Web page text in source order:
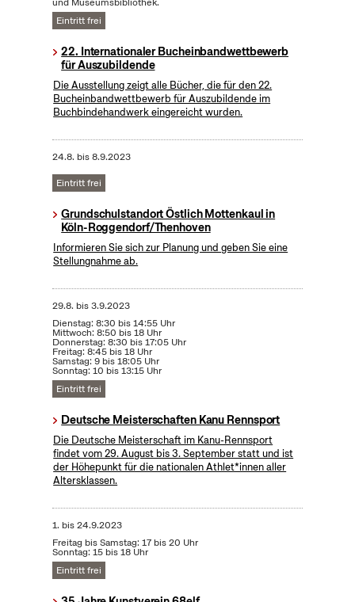
und Museumsbibliothek.
Eintritt frei
22. Internationaler Bucheinbandwettbewerb
für Auszubildende
Die Ausstellung zeigt alle Bücher, die für den 22.
Bucheinbandwettbewerb für Auszubildende im
Buchbindehandwerk eingereicht wurden.
24.8. bis8.9.2023
Eintritt frei
Grundschulstandort Östlich Mottenkaul in
Köln-Roggendorf/Thenhoven
Informieren Sie sich zur Planung und geben Sie eine
Stellungnahme ab.
29.8. bis3.9.2023
Dienstag: 8:30 bis 14:55 Uhr
Mittwoch: 8:50 bis 18 Uhr
Donnerstag: 8:30 bis 17:05 Uhr
Freitag: 8:45 bis 18 Uhr
Samstag: 9 bis 18:05 Uhr
Sonntag: 10 bis 13:15 Uhr
Eintritt frei
Deutsche Meisterschaften Kanu Rennsport
Die Deutsche Meisterschaft im Kanu-Rennsport
findet vom 29. August bis 3. September statt und ist
der Höhepunkt für die nationalen Athlet*innen aller
Altersklassen.
1. bis24.9.2023
Freitag bis Samstag: 17 bis 20 Uhr
Sonntag: 15 bis 18 Uhr
Eintritt frei